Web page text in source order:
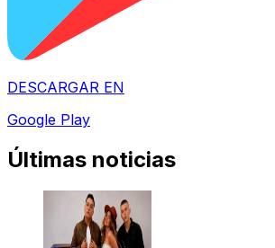
DESCARGAR EN
Google Play
Últimas noticias